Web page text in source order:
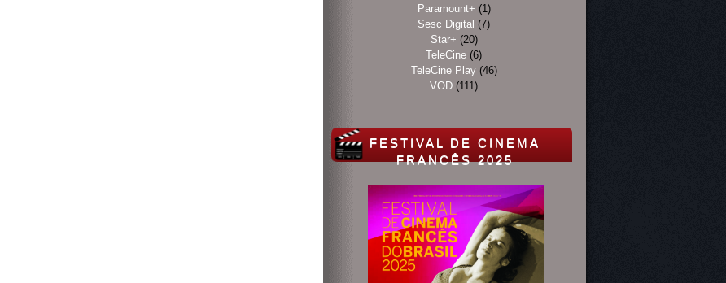
Paramount+ (1)
Sesc Digital (7)
Star+ (20)
TeleCine (6)
TeleCine Play (46)
VOD (111)
FESTIVAL DE CINEMA
FRANCÊS 2025